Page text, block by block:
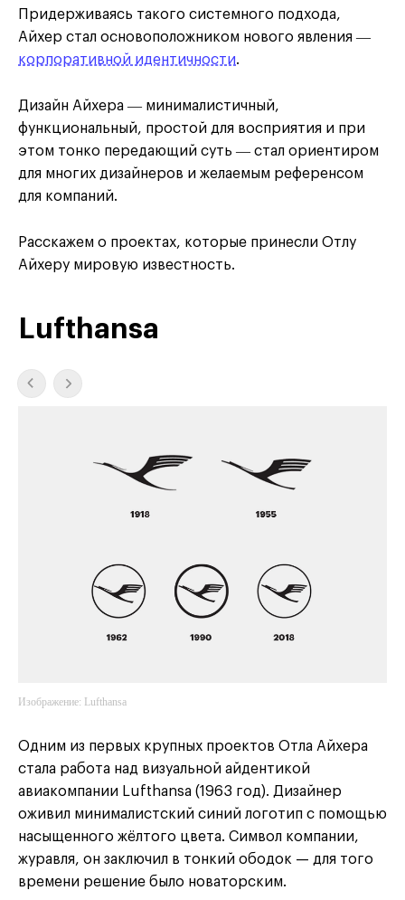
Придерживаясь такого системного подхода,
Айхер стал основоположником нового явления ―
корпоративной идентичности.
Дизайн Айхера ― минималистичный,
функциональный, простой для восприятия и при
этом тонко передающий суть ― стал ориентиром
для многих дизайнеров и желаемым референсом
для компаний.
Расскажем о проектах, которые принесли Отлу
Айхеру мировую известность.
Lufthansa
Изображение: Lufthansa
Одним из первых крупных проектов Отла Айхера
стала работа над визуальной айдентикой
авиакомпании Lufthansa (1963 год). Дизайнер
оживил минималистский синий логотип с помощью
насыщенного жёлтого цвета. Символ компании,
журавля, он заключил в тонкий ободок — для того
времени решение было новаторским.